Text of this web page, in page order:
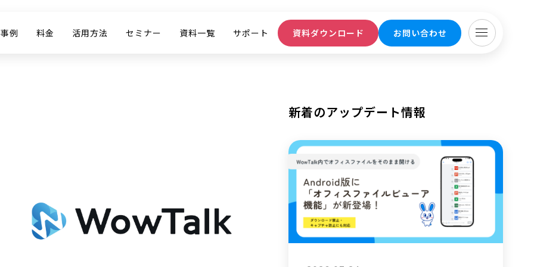
例 料金 活用方法 セミナー 資料一覧 サポート 資料ダウンロード お問い合わせ
新着のアップデート情報